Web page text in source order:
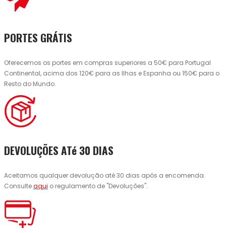
PORTES GRÁTIS
Oferecemos os portes em compras superiores a 50€ para Portugal
Continental, acima dos 120€ para as Ilhas e Espanha ou 150€ para o
Resto do Mundo.
DEVOLUÇÕES ATé 30 DIAS
Aceitamos qualquer devolução até 30 dias após a encomenda.
Consulteaqui o regulamento de "Devoluções".